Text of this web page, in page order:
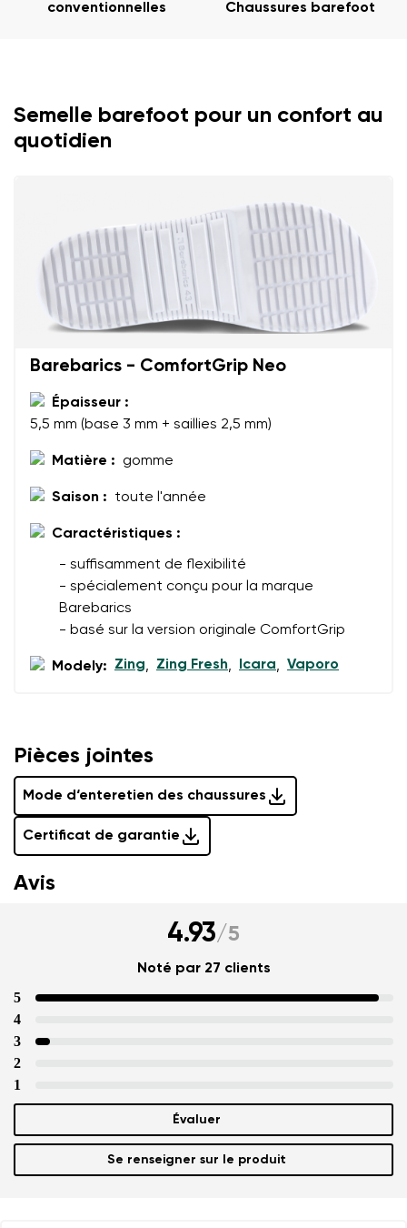
Choisissez le pays de livraison
Choisissez la langue
conventionnelles Chaussures barefoot
Semelle barefoot pour un confort au
quotidien
Barebarics - ComfortGrip Neo
Épaisseur :
5,5 mm (base 3 mm + saillies 2,5 mm)
Matière : gomme
Saison : toute l'année
Caractéristiques :
- suffisamment de flexibilité
- spécialement conçu pour la marque
Barebarics
- basé sur la version originale ComfortGrip
Modely: Zing, Zing Fresh, Icara, Vaporo
Pièces jointes
Mode d‘enteretien des chaussures
Certificat de garantie
Question
J'accepte qu'on traite mes coordonnées saisies dans
Avis
4.93/5
Noté par 27 clients
5
4
3
2
1
Évaluer
Se renseigner sur le produit
Commentaire écrit
Évaluation
J'accepte qu'on traite mes coordonnées saisies dans
Évaluer